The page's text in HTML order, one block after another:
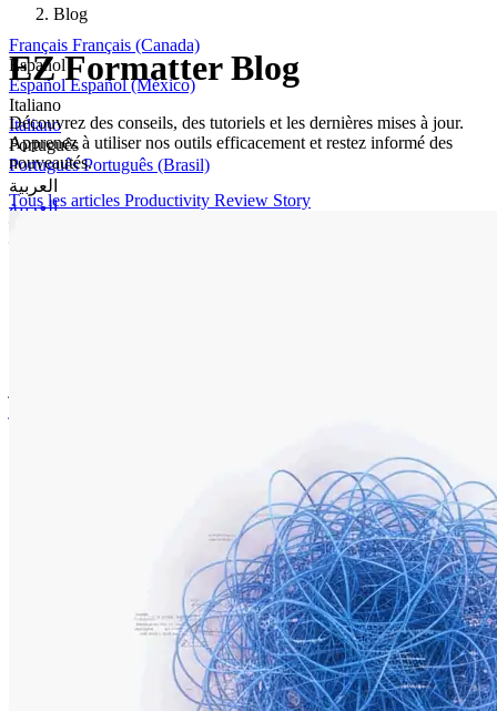
Français Français (Canada)
Español
EspañolEspañol (México)
Italiano
Italiano
Português
PortuguêsPortuguês (Brasil)
العربية
العربية
Blog
EZ Formatter Blog
Découvrez des conseils, des tutoriels et les dernières mises à jour.
Apprenez à utiliser nos outils efficacement et restez informé des
nouveautés.
Tous les articles Productivity Review Story